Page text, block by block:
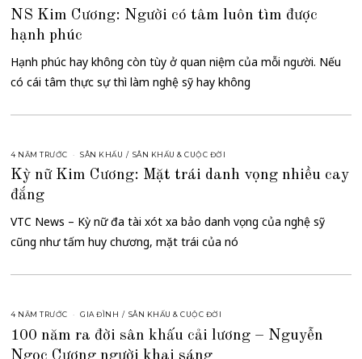
NS Kim Cương: Người có tâm luôn tìm được
hạnh phúc
Hạnh phúc hay không còn tùy ở quan niệm của mỗi người. Nếu
có cái tâm thực sự thì làm nghệ sỹ hay không
4 NĂM TRƯỚC SÂN KHẤU / SÂN KHẤU & CUỘC ĐỜI
Kỳ nữ Kim Cương: Mặt trái danh vọng nhiều cay
đắng
VTC News – Kỳ nữ đa tài xót xa bảo danh vọng của nghệ sỹ
cũng như tấm huy chương, mặt trái của nó
4 NĂM TRƯỚC GIA ĐÌNH / SÂN KHẤU & CUỘC ĐỜI
100 năm ra đời sân khấu cải lương – Nguyễn
Ngọc Cương người khai sáng